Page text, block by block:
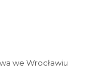
we Wrocławiu